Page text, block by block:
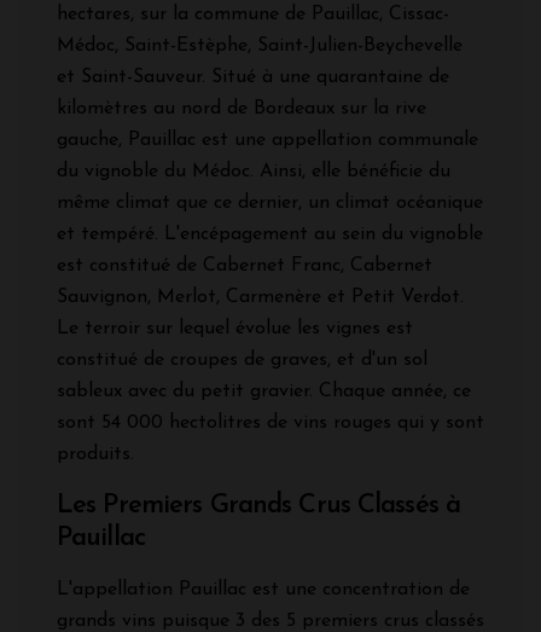
hectares, sur la commune de Pauillac, Cissac-
Médoc, Saint-Estèphe, Saint-Julien-Beychevelle
et Saint-Sauveur. Situé à une quarantaine de
kilomètres au nord de Bordeaux sur la rive
gauche, Pauillac est une appellation communale
du vignoble du Médoc. Ainsi, elle bénéficie du
même climat que ce dernier, un climat océanique
et tempéré. L'encépagement au sein du vignoble
est constitué de Cabernet Franc, Cabernet
Sauvignon, Merlot, Carmenère et Petit Verdot.
Le terroir sur lequel évolue les vignes est
constitué de croupes de graves, et d'un sol
sableux avec du petit gravier. Chaque année, ce
sont 54 000 hectolitres de vins rouges qui y sont
produits.
Les Premiers Grands Crus Classés à
Pauillac
L'appellation Pauillac est une concentration de
grands vins puisque 3 des 5 premiers crus classés